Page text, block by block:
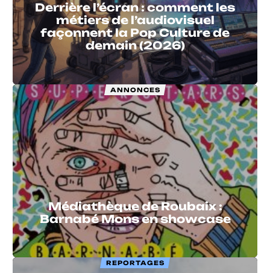
Derrière l’écran : comment les
métiers de l’audiovisuel
façonnent la Pop Culture de
demain (2026)
ANNONCES
Médiathèque de Roubaix :
Barnabé Mons en showcase
REPORTAGES